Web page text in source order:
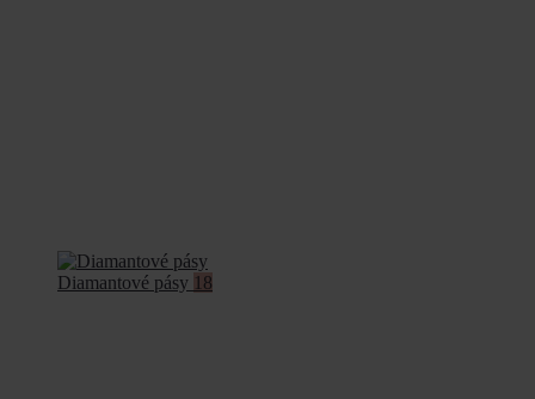
Diamantové pásy 18